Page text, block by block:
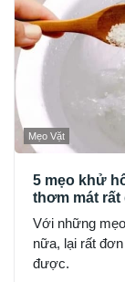
Mẹo Vặt
5 mẹo khử
thơm mát rất
Với những
nữa, lại rất
được.